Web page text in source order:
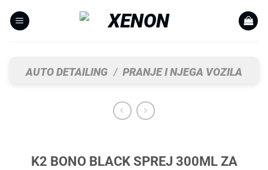
AUTO DETAILING / PRANJE I NJEGA VOZILA
K2 BONO BLACK SPREJ 300ML ZA